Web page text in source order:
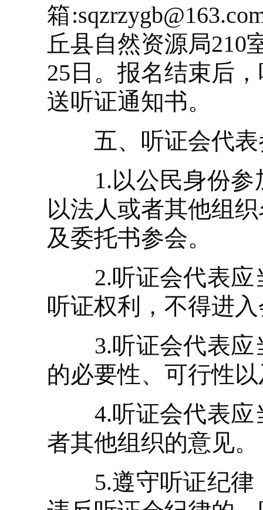
箱
丘县自然资源局210
25日。报名结束后
送听证通知书。
五、听证会代表
1.以公民身份参
以法人或者其他组
及委托书参会。
2.听证会代表应
听证权利，不得进
3.听证会代表应
的必要性、可行性
4.听证会代表应
者其他组织的意见。
5.遵守听证纪律